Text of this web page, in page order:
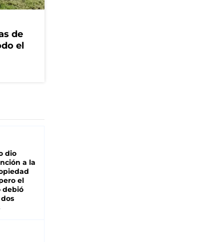
de
el
dio
a la
el
debió